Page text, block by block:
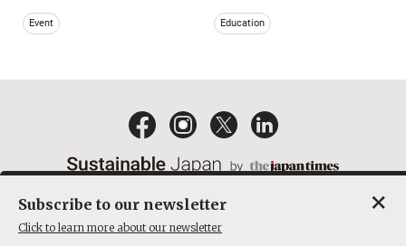
Event Education
Subscribe to our newsletter
Click to learn more about our newsletter
×